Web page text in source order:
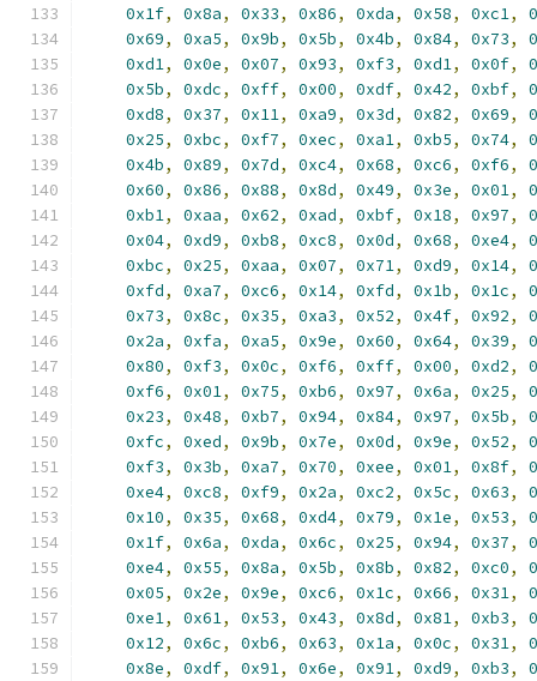
0x1f, 0x8a, 0x33, 0x86, 0xda, 0x58, 0xc1,
0x69, 0xa5, 0x9b, 0x5b, 0x4b, 0x84, 0x73,
0xd1, 0x0e, 0x07, 0x93, 0xf3, 0xd1, 0x0f,
0x5b, 0xdc, 0xff, 0x00, 0xdf, 0x42, 0xbf,
0xd8, 0x37, 0x11, 0xa9, 0x3d, 0x82, 0x69,
0x25, 0xbc, 0xf7, 0xec, 0xa1, 0xb5, 0x74,
0x4b, 0x89, 0x7d, 0xc4, 0x68, 0xc6, 0xf6,
0x60, 0x86, 0x88, 0x8d, 0x49, 0x3e, 0x01,
0xb1, 0xaa, 0x62, 0xad, 0xbf, 0x18, 0x97,
0x04, 0xd9, 0xb8, 0xc8, 0x0d, 0x68, 0xe4,
0xbc, 0x25, 0xaa, 0x07, 0x71, 0xd9, 0x14,
0xfd, 0xa7, 0xc6, 0x14, 0xfd, 0x1b, 0x1c,
0x73, 0x8c, 0x35, 0xa3, 0x52, 0x4f, 0x92,
0x2a, 0xfa, 0xa5, 0x9e, 0x60, 0x64, 0x39,
0x80, 0xf3, 0x0c, 0xf6, 0xff, 0x00, 0xd2,
0xf6, 0x01, 0x75, 0xb6, 0x97, 0x6a, 0x25,
0x23, 0x48, 0xb7, 0x94, 0x84, 0x97, 0x5b,
0xfc, 0xed, 0x9b, 0x7e, 0x0d, 0x9e, 0x52,
0xf3, 0x3b, 0xa7, 0x70, 0xee, 0x01, 0x8f,
0xe4, 0xc8, 0xf9, 0x2a, 0xc2, 0x5c, 0x63,
0x10, 0x35, 0x68, 0xd4, 0x79, 0x1e, 0x53,
0x1f, 0x6a, 0xda, 0x6c, 0x25, 0x94, 0x37,
0xe4, 0x55, 0x8a, 0x5b, 0x8b, 0x82, 0xc0,
0x05, 0x2e, 0x9e, 0xc6, 0x1c, 0x66, 0x31,
0xe1, 0x61, 0x53, 0x43, 0x8d, 0x81, 0xb3,
0x12, 0x6c, 0xb6, 0x63, 0x1a, 0x0c, 0x31,
0x8e, 0xdf, 0x91, 0x6e, 0x91, 0xd9, 0xb3,